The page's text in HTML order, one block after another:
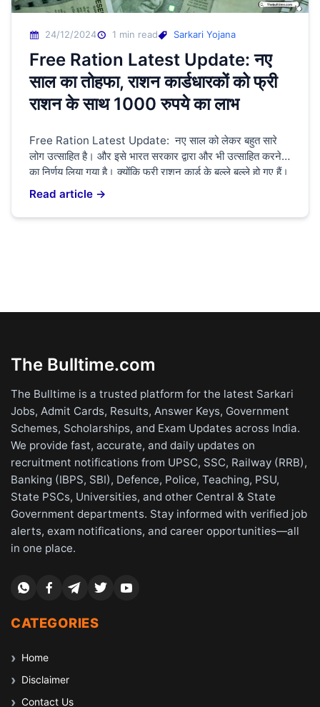
24/12/2024 1 min read Sarkari Yojana
Free Ration Latest Update: नए
साल का तोहफा, राशन कार्डधारकों को फ्री
राशन के साथ 1000 रुपये का लाभ
Free Ration Latest Update: नए साल को लेकर बहुत सारे
लोग उत्साहित है। और इसे भारत सरकार द्वारा और भी उत्साहित करने
का निर्णय लिया गया है। क्योंकि फ्री राशन कार्ड के बल्ले बल्ले हो गए हैं।
अब आपको राशन कार्ड पर मिलेगा ₹1000 का लाभ योजना का लाभ
कैसे ले सकते हैं। इसके बारे […]
Read article →
The Bulltime.com
The Bulltime is a trusted platform for the latest Sarkari
Jobs, Admit Cards, Results, Answer Keys, Government
Schemes, Scholarships, and Exam Updates across India.
We provide fast, accurate, and daily updates on
recruitment notifications from UPSC, SSC, Railway (RRB),
Banking (IBPS, SBI), Defence, Police, Teaching, PSU,
State PSCs, Universities, and other Central & State
Government departments. Stay informed with verified job
alerts, exam notifications, and career opportunities—all
in one place.
CATEGORIES
Home
Disclaimer
Contact Us